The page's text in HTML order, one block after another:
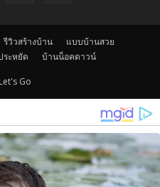
รีวิวสร้างบ้าน
แบบบ้านสวย
ะหยัด บ้านน็อคดาวน์
Go